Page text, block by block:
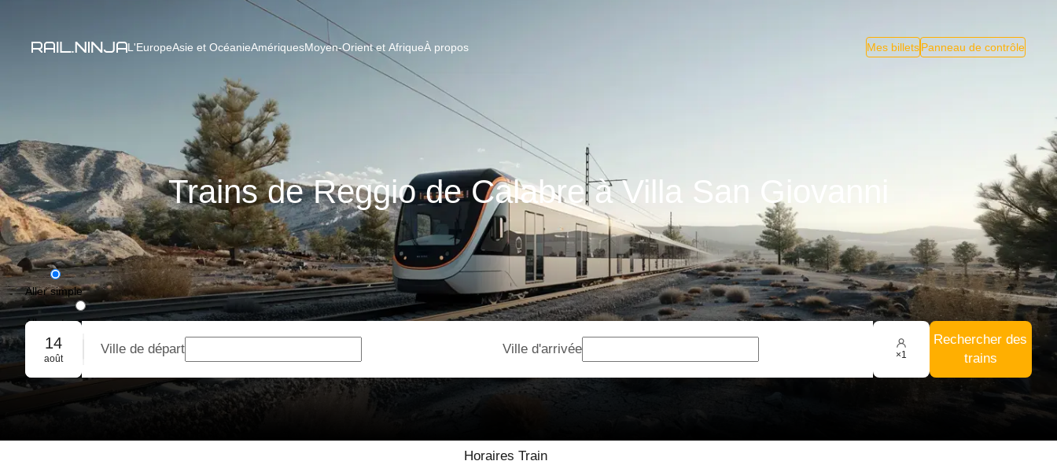
L'EuropeAsie et OcéanieAmériquesMoyen-Orient et AfriqueÀ propos Mes billetsPanneau de contrôle
Trains de Reggio de Calabre à Villa San Giovanni
Aller simple
Aller-retour
Réservation de groupe
14
août
Ville de départ Ville d'arrivée ×1
Rechercher des
trains
Horaires Train